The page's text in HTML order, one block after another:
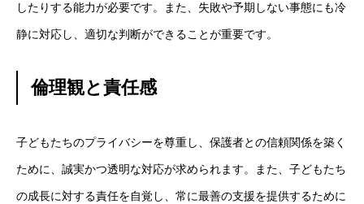
したりする能力が必要です。また、失敗や予期しない事態にも冷
静に対応し、適切な判断ができることが重要です。
倫理観と責任感
子どもたちのプライバシーを尊重し、保護者との信頼関係を築く
ために、誠実かつ透明な対応が求められます。また、子どもたち
の成長に対する責任を自覚し、常に最善の支援を提供するために